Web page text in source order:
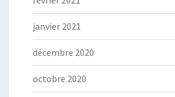
janvier 2021
décembre 2020
octobre 2020